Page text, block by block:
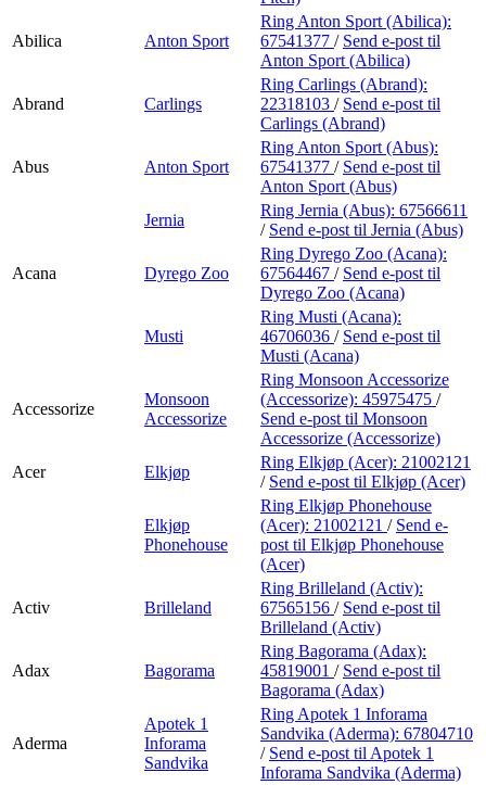
Abilica Anton Sport
Ring Anton Sport (Abilica):
67541377 / Send e-post til
Anton Sport (Abilica)
Abrand Carlings
Ring Carlings (Abrand):
22318103 / Send e-post til
Carlings (Abrand)
Abus Anton Sport
Ring Anton Sport (Abus):
67541377 / Send e-post til
Anton Sport (Abus)
Jernia
Ring Jernia (Abus): 67566611
/ Send e-post til Jernia (Abus)
Acana Dyrego Zoo
Ring Dyrego Zoo (Acana):
67564467 / Send e-post til
Dyrego Zoo (Acana)
Musti
Ring Musti (Acana):
46706036 / Send e-post til
Musti (Acana)
Accessorize
Monsoon
Accessorize
Ring Monsoon Accessorize
(Accessorize): 45975475 /
Send e-post til Monsoon
Accessorize (Accessorize)
Acer
Elkjøp
Ring Elkjøp (Acer): 21002121
/ Send e-post til Elkjøp (Acer)
Elkjøp
Phonehouse
Ring Elkjøp Phonehouse
(Acer): 21002121 / Send e-
post til Elkjøp Phonehouse
(Acer)
Activ Brilleland
Ring Brilleland (Activ):
67565156 / Send e-post til
Brilleland (Activ)
Adax Bagorama
Ring Bagorama (Adax):
45819001 / Send e-post til
Bagorama (Adax)
Aderma
Apotek 1
Inforama
Sandvika
Ring Apotek 1 Inforama
Sandvika (Aderma): 67804710
/ Send e-post til Apotek 1
Inforama Sandvika (Aderma)